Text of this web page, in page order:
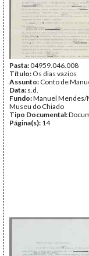
Pasta:04959.046.008
Título: Os dias vazios
Assunto: Conto de
Data: s.d.
Fundo:Manuel Mendes/
Museu do Chiado
Tipo Documental:
Página(s): 14